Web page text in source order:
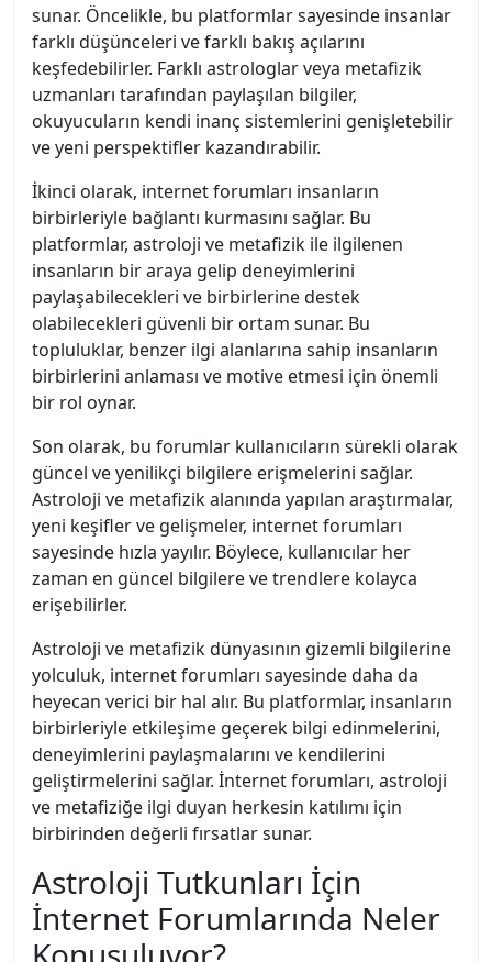
sunar. Öncelikle, bu platformlar sayesinde insanlar
farklı düşünceleri ve farklı bakış açılarını
keşfedebilirler. Farklı astrologlar veya metafizik
uzmanları tarafından paylaşılan bilgiler,
okuyucuların kendi inanç sistemlerini genişletebilir
ve yeni perspektifler kazandırabilir.
İkinci olarak, internet forumları insanların
birbirleriyle bağlantı kurmasını sağlar. Bu
platformlar, astroloji ve metafizik ile ilgilenen
insanların bir araya gelip deneyimlerini
paylaşabilecekleri ve birbirlerine destek
olabilecekleri güvenli bir ortam sunar. Bu
topluluklar, benzer ilgi alanlarına sahip insanların
birbirlerini anlaması ve motive etmesi için önemli
bir rol oynar.
Son olarak, bu forumlar kullanıcıların sürekli olarak
güncel ve yenilikçi bilgilere erişmelerini sağlar.
Astroloji ve metafizik alanında yapılan araştırmalar,
yeni keşifler ve gelişmeler, internet forumları
sayesinde hızla yayılır. Böylece, kullanıcılar her
zaman en güncel bilgilere ve trendlere kolayca
erişebilirler.
Astroloji ve metafizik dünyasının gizemli bilgilerine
yolculuk, internet forumları sayesinde daha da
heyecan verici bir hal alır. Bu platformlar, insanların
birbirleriyle etkileşime geçerek bilgi edinmelerini,
deneyimlerini paylaşmalarını ve kendilerini
geliştirmelerini sağlar. İnternet forumları, astroloji
ve metafiziğe ilgi duyan herkesin katılımı için
birbirinden değerli fırsatlar sunar.
Astroloji Tutkunları İçin
İnternet Forumlarında Neler